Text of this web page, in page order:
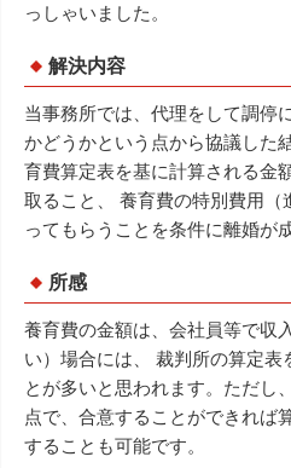
っしゃいました。
解決内容
当事務所では、代理をして調停
かどうかという点から協議した
育費算定表を基に計算される金
取ること、 養育費の特別費用（
ってもらうことを条件に離婚が
所感
養育費の金額は、会社員等で収
い）場合には、 裁判所の算定表
とが多いと思われます。ただし
点で、合意することができれば
することも可能です。